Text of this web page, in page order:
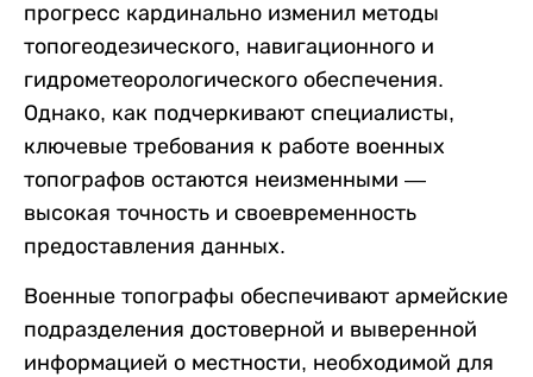
прогресс кардинально изменил методы
топогеодезического, навигационного и
гидрометеорологического обеспечения.
Однако, как подчеркивают специалисты,
ключевые требования к работе военных
топографов остаются неизменными —
высокая точность и своевременность
предоставления данных.
Военные топографы обеспечивают армейские
подразделения достоверной и выверенной
информацией о местности, необходимой для